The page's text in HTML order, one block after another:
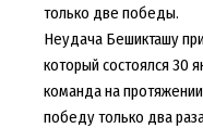
только две победы.
Неудача Бешикташу
который состоялся 30
команда на
победу только два